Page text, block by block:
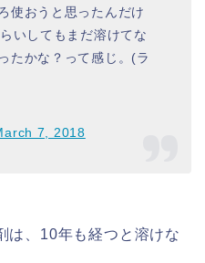
使おうと思ったんだけ
いしてもまだ溶けてな
たかな？って感じ。(ラ
7, 2018
は、10年も経つと溶けな